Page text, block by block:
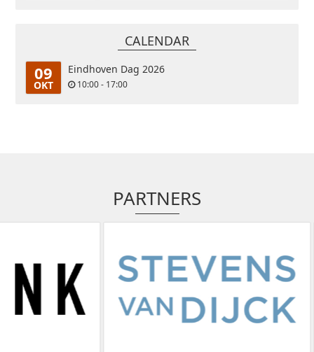
CALENDAR
09
OKT
Eindhoven Dag 2026
10:00 - 17:00
PARTNERS